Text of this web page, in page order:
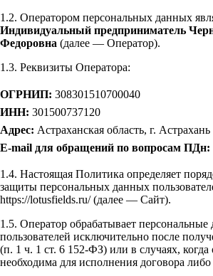
1.2. Оператором персональных данных
Индивидуальный предприниматель
Федоровна (далее — Оператор).
1.3. Реквизиты Оператора:
ОГРНИП: 308301510700040
ИНН: 301500737120
Адрес: Астраханская область, г. Астрахань
E-mail для обращений по вопросам ПДн:
1.4. Настоящая Политика определяет
защиты персональных данных
https://lotusfields.ru/ (далее — Сайт).
1.5. Оператор обрабатывает персональные
пользователей исключительно после
(п. 1 ч. 1 ст. 6 152-ФЗ) или в случаях, когда
необходима для исполнения договора либо